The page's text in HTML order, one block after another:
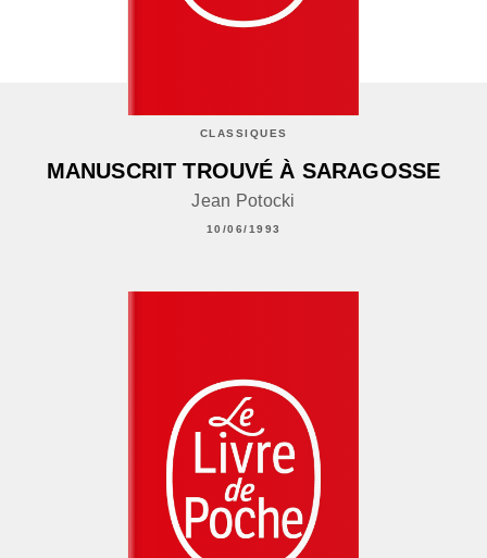
CLASSIQUES
MANUSCRIT TROUVÉ À SARAGOSSE
Jean Potocki
10/06/1993